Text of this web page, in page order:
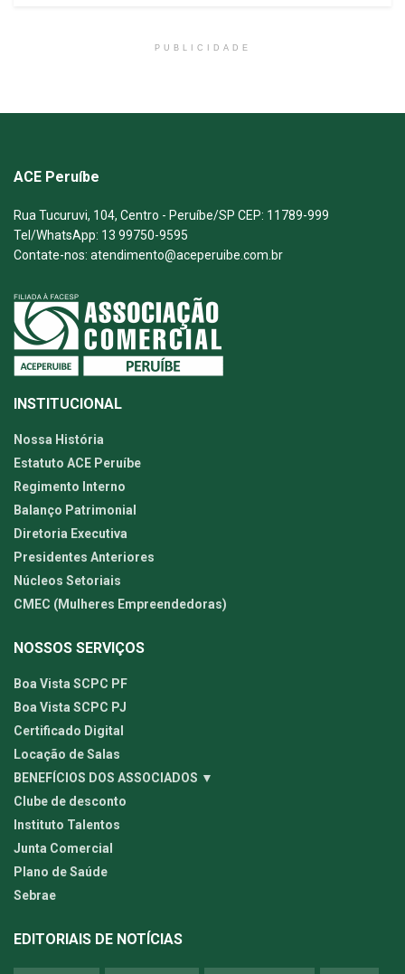
PUBLICIDADE
ACE Peruíbe
Rua Tucuruvi, 104, Centro - Peruíbe/SP CEP: 11789-999
Tel/WhatsApp: 13 99750-9595
Contate-nos: atendimento@aceperuibe.com.br
INSTITUCIONAL
Nossa História
Estatuto ACE Peruíbe
Regimento Interno
Balanço Patrimonial
Diretoria Executiva
Presidentes Anteriores
Núcleos Setoriais
CMEC (Mulheres Empreendedoras)
NOSSOS SERVIÇOS
Boa Vista SCPC PF
Boa Vista SCPC PJ
Certificado Digital
Locação de Salas
BENEFÍCIOS DOS ASSOCIADOS ▼
Clube de desconto
Instituto Talentos
Junta Comercial
Plano de Saúde
Sebrae
EDITORIAIS DE NOTÍCIAS